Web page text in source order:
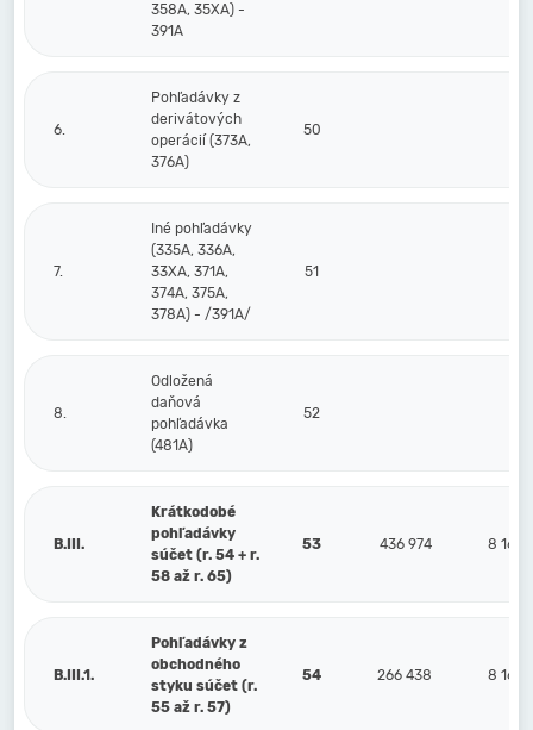
358A, 35XA) -
391A
6.
Pohľadávky z
derivátových
operácií (373A,
376A)
50
7.
Iné pohľadávky
(335A, 336A,
33XA, 371A,
374A, 375A,
378A) - /391A/
51
8.
Odložená
daňová
pohľadávka
(481A)
52
B.III.
Krátkodobé
pohľadávky
súčet (r. 54 + r.
58 až r. 65)
53 436 974 8 168
B.III.1.
Pohľadávky z
obchodného
styku súčet (r.
55 až r. 57)
54 266 438 8 168